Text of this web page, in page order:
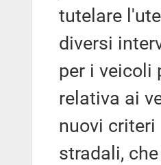
tutelare
diversi
per i veicoli
relativa ai
nuovi
stradali,